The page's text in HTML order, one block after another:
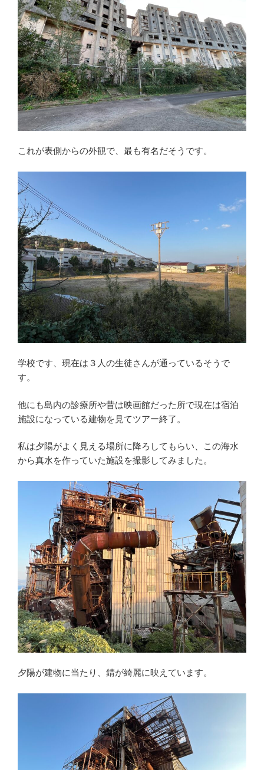
これが表側からの外観で、最も有名だそうです。
学校です、現在は３人の生徒さんが通っているそうで
す。
他にも島内の診療所や昔は映画館だった所で現在は宿泊
施設になっている建物を見てツアー終了。
私は夕陽がよく見える場所に降ろしてもらい、この海水
から真水を作っていた施設を撮影してみました。
夕陽が建物に当たり、錆が綺麗に映えています。